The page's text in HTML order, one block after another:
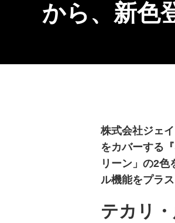
から、新色
株式会社ジェ
をカバーする
リーン」の2
ル機能をプラ
テカリ